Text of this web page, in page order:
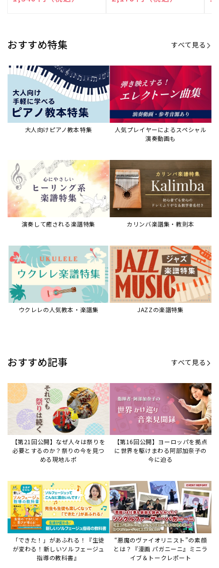
おすすめ特集 すべて見る
大人向けピアノ教本特集
人気プレイヤーによるスペシャル
演奏動画も
演奏して癒される楽譜特集 カリンバ楽譜集・教則本
ウクレレの人気教本・楽譜集 JAZZの楽譜特集
おすすめ記事 すべて見る
【第21回公開】なぜ人々は祭りを
必要とするのか？祭りの今を見つ
める現地ルポ
【第16回公開】ヨーロッパを拠点
に世界を駆けまわる阿部加奈子の
今に迫る
「できた！」があふれる！『生徒
が変わる！新しいソルフェージュ
指導の教科書』
“悪魔のヴァイオリニスト”の素顔
とは？『漫画 パガニーニ』ミニラ
イブ＆トークレポート